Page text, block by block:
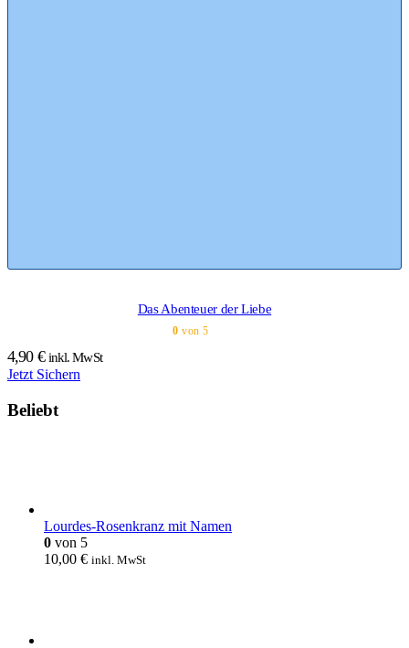
Das Abenteuer der Liebe
0 von 5
4,90 € inkl. MwSt
Jetzt Sichern
Beliebt
Lourdes-Rosenkranz mit Namen
0 von 5
10,00 € inkl. MwSt